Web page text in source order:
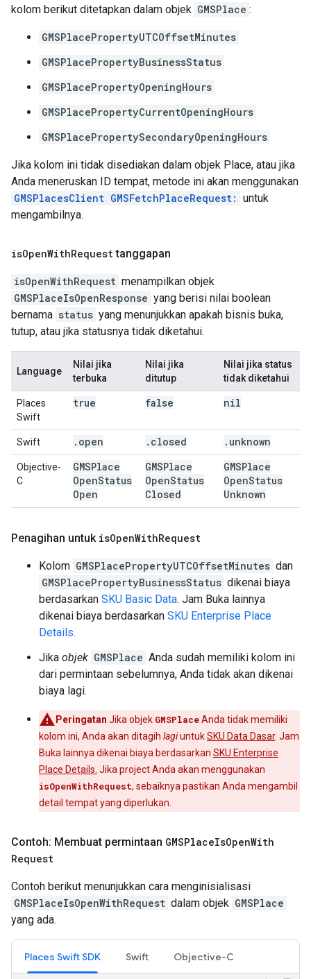
kolom berikut ditetapkan dalam objek GMSPlace :
GMSPlacePropertyUTCOffsetMinutes
GMSPlacePropertyBusinessStatus
GMSPlacePropertyOpeningHours
GMSPlacePropertyCurrentOpeningHours
GMSPlacePropertySecondaryOpeningHours
Jika kolom ini tidak disediakan dalam objek Place, atau jika
Anda meneruskan ID tempat, metode ini akan menggunakan
GMSPlacesClient GMSFetchPlaceRequest: untuk
mengambilnya.
isOpenWithRequesttanggapan
isOpenWithRequest menampilkan objek
GMSPlaceIsOpenResponse yang berisi nilai boolean
bernama status yang menunjukkan apakah bisnis buka,
tutup, atau jika statusnya tidak diketahui.
Language
Nilai jika
terbuka
Nilai jika
ditutup
Nilai jika status
tidak diketahui
Places
Swift
true false nil
Swift . open . closed . unknown
Objective-
C
GMSPlace
OpenStatus
Open
GMSPlace
OpenStatus
Closed
GMSPlace
OpenStatus
Unknown
Penagihan untuk isOpenWithRequest
Kolom GMSPlacePropertyUTCOffsetMinutes dan
GMSPlacePropertyBusinessStatus dikenai biaya
berdasarkan SKU Basic Data. Jam Buka lainnya
dikenai biaya berdasarkan SKU Enterprise Place
Details.
Jika objek GMSPlace Anda sudah memiliki kolom ini
dari permintaan sebelumnya, Anda tidak akan dikenai
biaya lagi.
Peringatan Jika objek GMSPlaceAnda tidak memiliki
kolom ini, Anda akan ditagih lagiuntukSKU Data Dasar. Jam
Buka lainnya dikenai biaya berdasarkan SKU Enterprise
Place Details. Jika project Anda akan menggunakan
isOpenWithRequest, sebaiknya pastikan Anda mengambil
detail tempat yang diperlukan.
Contoh: Membuat permintaan GMSPlaceIsOpenWith
Request
Contoh berikut menunjukkan cara menginisialisasi
GMSPlaceIsOpenWithRequest dalam objek GMSPlace
yang ada.
Places Swift SDK Swift Objective-C